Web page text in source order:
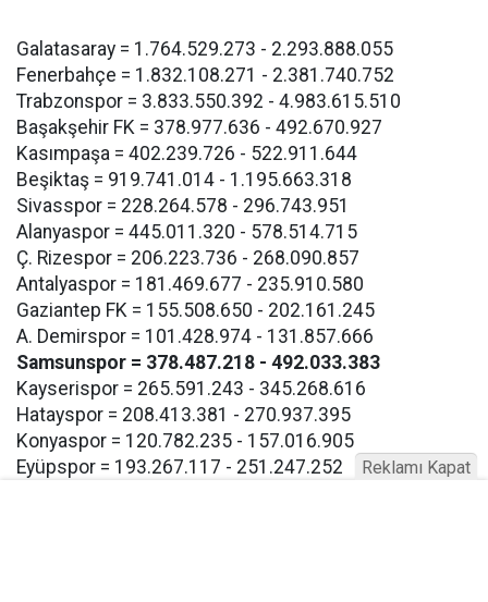
Galatasaray = 1.764.529.273 - 2.293.888.055
Fenerbahçe = 1.832.108.271 - 2.381.740.752
Trabzonspor = 3.833.550.392 - 4.983.615.510
Başakşehir FK = 378.977.636 - 492.670.927
Kasımpaşa = 402.239.726 - 522.911.644
Beşiktaş = 919.741.014 - 1.195.663.318
Sivasspor = 228.264.578 - 296.743.951
Alanyaspor = 445.011.320 - 578.514.715
Ç. Rizespor = 206.223.736 - 268.090.857
Antalyaspor = 181.469.677 - 235.910.580
Gaziantep FK = 155.508.650 - 202.161.245
A. Demirspor = 101.428.974 - 131.857.666
Samsunspor = 378.487.218 - 492.033.383
Kayserispor = 265.591.243 - 345.268.616
Hatayspor = 208.413.381 - 270.937.395
Konyaspor = 120.782.235 - 157.016.905
Eyüpspor = 193.267.117 - 251.247.252
Reklamı Kapat